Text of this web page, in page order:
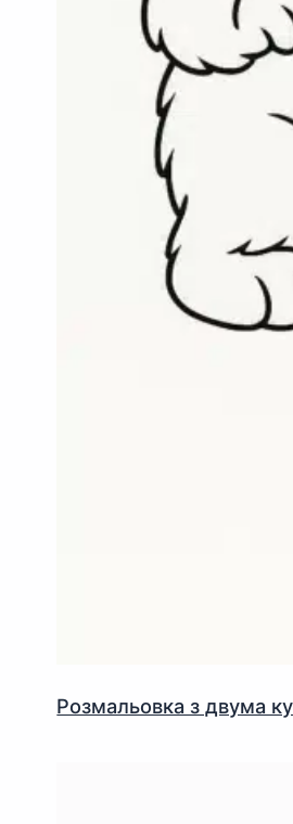
Розмальовка з двума